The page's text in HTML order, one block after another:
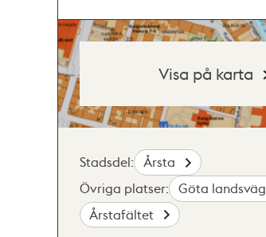
Visa på karta
Stadsdel:
Årsta
Övriga platser:
Göta landsväg
Årstafältet